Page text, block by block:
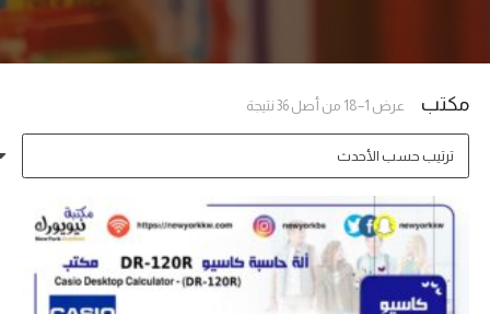
مكتب عرض 1–18 من أصل 36 نتيجة
الفرز